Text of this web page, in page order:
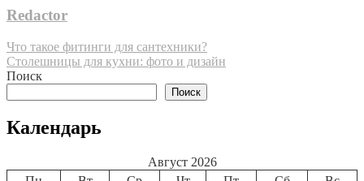
Redactor
Навигация
по
Что такое фитинги для сантехники?
Столешницы для кухни: фото и дизайн
Поиск
Поиск
Календарь
Август 2026